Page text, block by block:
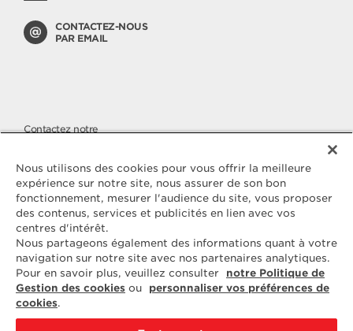
CONTACTEZ-NOUS
PAR EMAIL
Contactez notre
Nous apportons une attention
toute particulière à la qualité de
nos produits, malgré cela si vous
avez des questions ou une
réclamation à nous faire parvenir,
vous pouvez nous joindre sur
notre numéro cristal.
N° CRISTAL 09 69 39 54 09
du lundi au vendredi de 09H à 12H et de 14H à 18H
communication non surtaxée (prix d'un appel local)
Nous utilisons des cookies pour vous offrir la meilleure
expérience sur notre site, nous assurer de son bon
fonctionnement, mesurer l'audience du site, vous proposer
des contenus, services et publicités en lien avec vos
centres d'intérêt.
Nous partageons également des informations quant à votre
navigation sur notre site avec nos partenaires analytiques.
Pour en savoir plus, veuillez consulter
notre Politique de
Gestion des cookies ou
personnaliser vos préférences de
cookies.